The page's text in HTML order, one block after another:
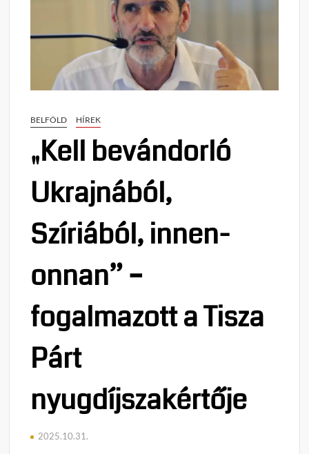
BELFÖLD HÍREK
„Kell bevándorló
Ukrajnából,
Szíriából, innen-
onnan” –
fogalmazott a Tisza
Párt
nyugdíjszakértője
2025.10.31.